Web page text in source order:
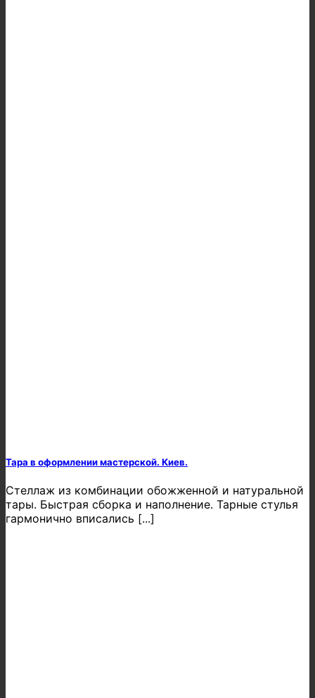
Тара в оформлении мастерской. Киев.
Стеллаж из комбинации обожженной и натуральной
тары. Быстрая сборка и наполнение. Тарные стулья
гармонично вписались [...]